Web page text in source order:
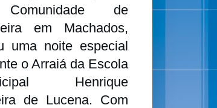
de
em Machados,
uma noite especial
o Arraiá da Escola
Henrique
de Lucena. Com